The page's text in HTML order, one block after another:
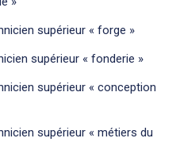
supérieur « forge »
supérieur « fonderie »
supérieur « conception
supérieur « métiers du